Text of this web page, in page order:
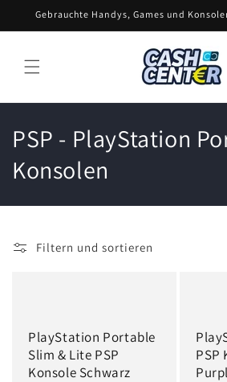
zum
Inhalt
Gebrauchte Handys, Games und
K
a
t
g
PSP - PlayStation
Konsolen
Filtern und sortieren
PlayStation Portable
Slim & Lite PSP
Konsole Schwarz
PSP